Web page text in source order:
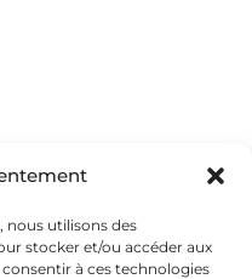
nous utilisons des
stocker et/ou accéder aux
à ces technologies